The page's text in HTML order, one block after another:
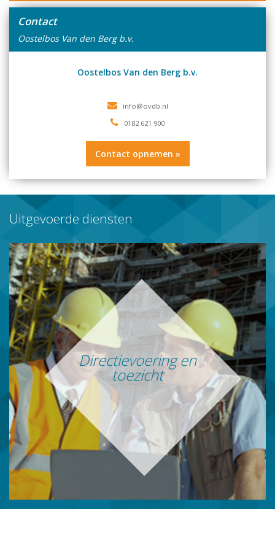
Contact
Oostelbos Van den Berg b.v.
Oostelbos Van den Berg b.v.
0182 621 900
Contact opnemen »
Uitgevoerde diensten
Directievoering en
toezicht